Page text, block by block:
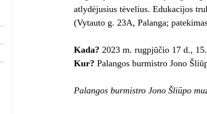
atlydėjusius tėvelius. Edukacijos
(Vytauto g. 23A, Palanga;
Kada? 2023 m. rugpjūčio 17 d.,
Kur? Palangos burmistro Jono
Palangos burmistro Jono Šliūpo